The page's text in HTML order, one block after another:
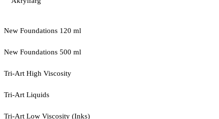
New Foundations 120 ml
New Foundations 500 ml
Tri-Art High Viscosity
Tri-Art Liquids
Tri-Art Low Viscosity (Inks)